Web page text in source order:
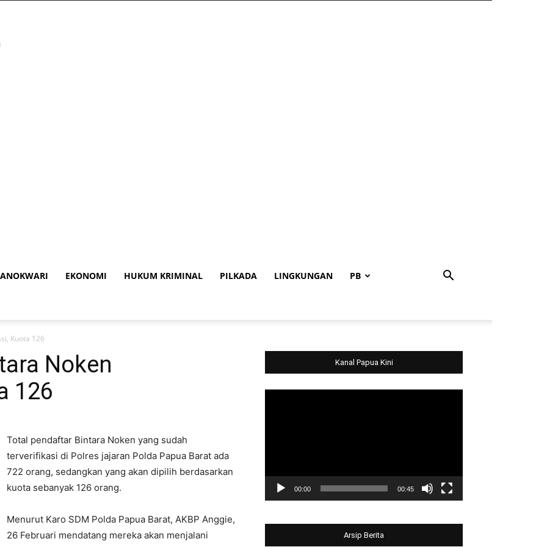
EKONOMI HUKUM KRIMINAL PILKADA LINGKUNGAN PB
Kuota 126
Noken
126
Total pendaftar Bintara Noken yang sudah
terverifikasi di Polres jajaran Polda Papua Barat ada
722 orang, sedangkan yang akan dipilih berdasarkan
kuota sebanyak 126 orang.
Menurut Karo SDM Polda Papua Barat, AKBP Anggie,
26 Februari mendatang mereka akan menjalani
Kanal Papua Kini
00:00 00:45
Arsip Berita